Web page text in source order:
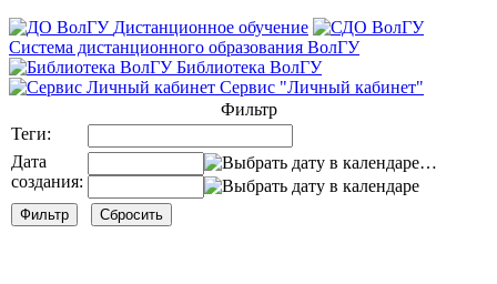
Дистанционное обучение
Система дистанционного образования ВолГУ
Библиотека ВолГУ
Сервис "Личный кабинет"
Фильтр
Теги:
Дата
создания:
…